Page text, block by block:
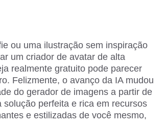
ou uma ilustração sem inspiração
um criador de avatar de alta
realmente gratuito pode parecer
Felizmente, o avanço da IA mudou
do gerador de imagens a partir de
solução perfeita e rica em recursos
e estilizadas de você mesmo,